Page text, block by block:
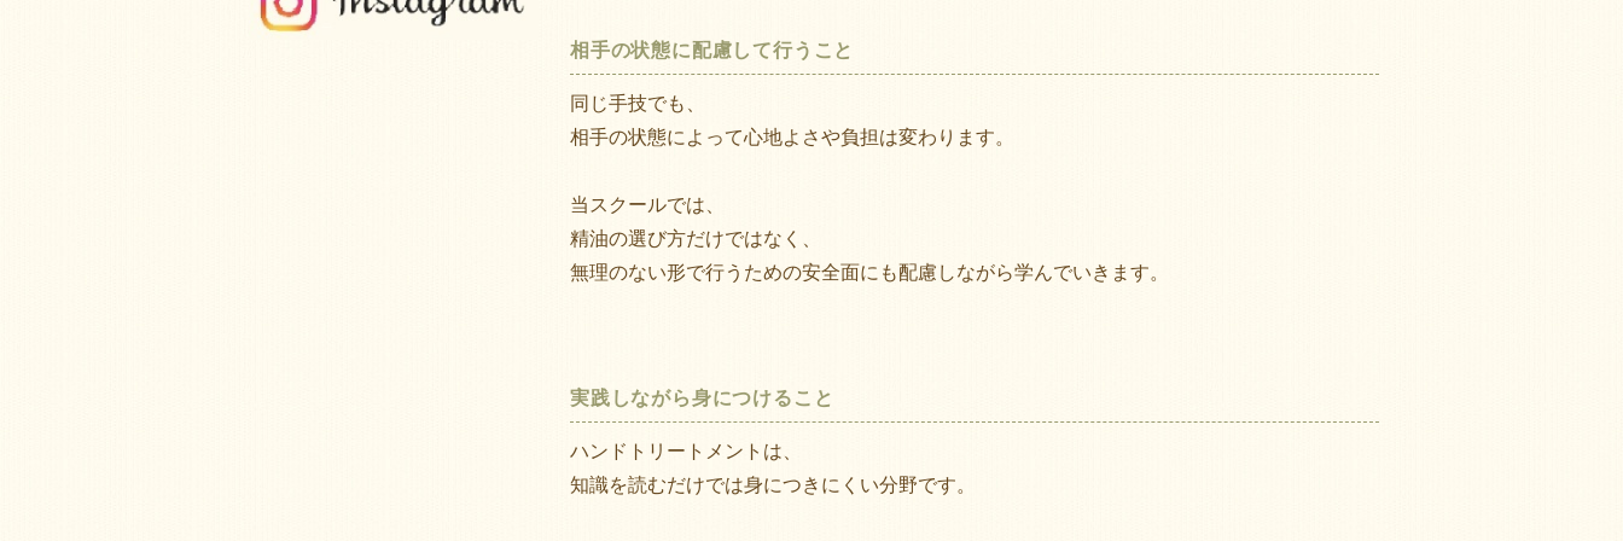
相手の状態に配慮して行うこと
同じ手技でも、
相手の状態によって心地よさや負担は変わります。
当スクールでは、
精油の選び方だけではなく、
無理のない形で行うための安全面にも配慮しながら学んでいきます。
実践しながら身につけること
ハンドトリートメントは、
知識を読むだけでは身につきにくい分野です。